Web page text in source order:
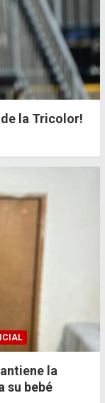
la Tricolor!
la
su bebé